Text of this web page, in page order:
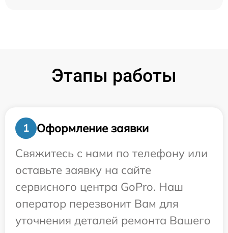
Этапы работы
1
Оформление заявки
Свяжитесь с нами по телефону или
оставьте заявку на сайте
сервисного центра GoPro. Наш
оператор перезвонит Вам для
уточнения деталей ремонта Вашего